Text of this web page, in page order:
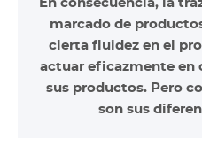
En consecuencia, la
marcado de
cierta fluidez en el
actuar eficazmente en
sus productos. Pero
son sus